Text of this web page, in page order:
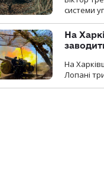
системи
На
На
Лопані